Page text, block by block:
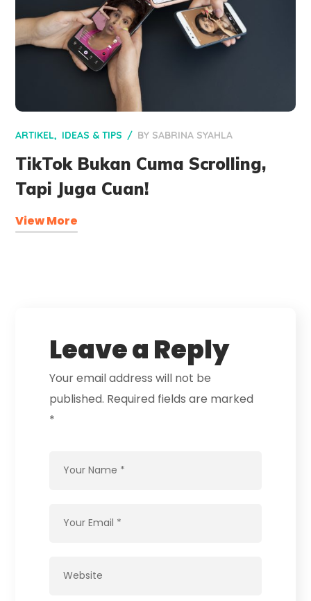
ARTIKEL IDEAS & TIPS BY SABRINA SYAHLA
TikTok Bukan Cuma Scrolling,
Tapi Juga Cuan!
View More
Leave a Reply
Your email address will not be
published. Required fields are marked
*